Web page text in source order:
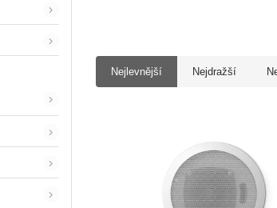
Nejlevnější Nejdražší